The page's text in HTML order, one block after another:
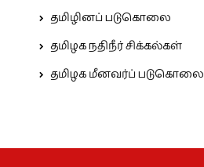
தமிழினப் படுகொலை
தமிழக நதிநீர் சிக்கல்கள்
தமிழக மீனவர்ப் படுகொலை